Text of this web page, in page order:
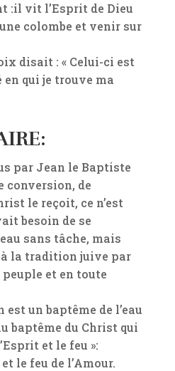
:il vit l’Esprit de Dieu
colombe et venir sur
disait : « Celui-ci est
qui je trouve ma
par Jean le Baptiste
conversion, de
le reçoit, ce n’est
besoin de se
sans tâche, mais
la tradition juive par
et en toute
est un baptême de l’eau
baptême du Christ qui
et le feu »:
le feu de l’Amour.